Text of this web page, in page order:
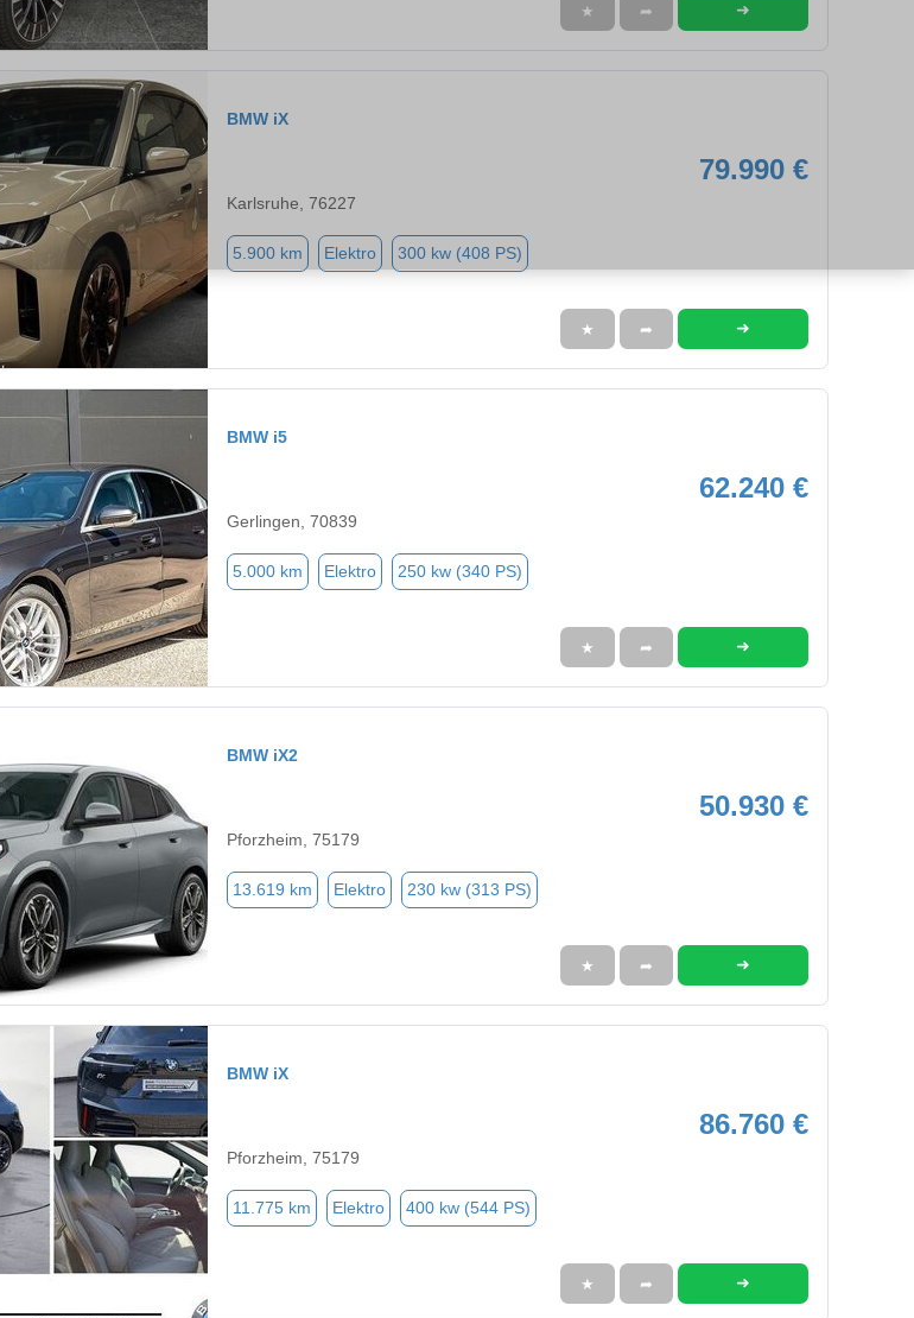
★ ➦ ➜
BMW iX
79.990 €
Karlsruhe, 76227
5.900 km Elektro 300 kw (408 PS)
★ ➦ ➜
BMW i5
62.240 €
Gerlingen, 70839
5.000 km Elektro 250 kw (340 PS)
★ ➦ ➜
BMW iX2
50.930 €
Pforzheim, 75179
13.619 km Elektro 230 kw (313 PS)
★ ➦ ➜
BMW iX
86.760 €
Pforzheim, 75179
11.775 km Elektro 400 kw (544 PS)
★ ➦ ➜